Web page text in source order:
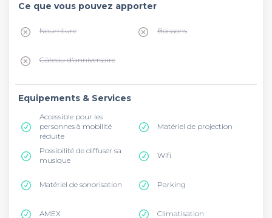
Ce que vous pouvez apporter
Nourriture Boissons
Gâteau d'anniversaire
Equipements & Services
Accessible pour les
personnes à mobilité
réduite
Matériel de projection
Possibilité de diffuser sa
musique
Wifi
Matériel de sonorisation Parking
AMEX Climatisation